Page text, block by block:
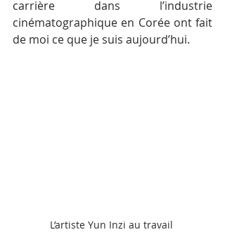
carrière dans l’industrie
cinématographique en Corée ont fait
de moi ce que je suis aujourd’hui.
L’artiste Yun Inzi au travail